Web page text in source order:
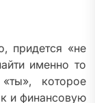
придется «не
именно то
которое
и финансовую